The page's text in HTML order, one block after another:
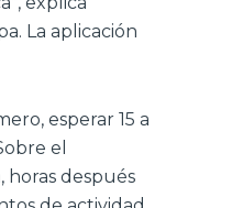
La aplicación
esperar 15 a
el
horas después